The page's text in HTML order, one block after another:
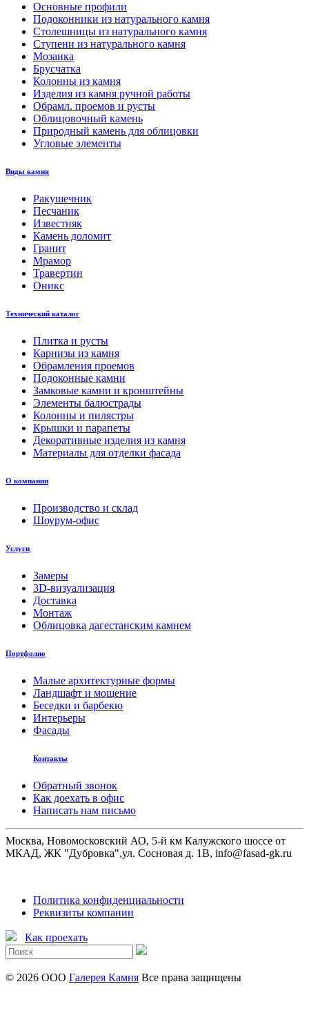
Основные профили
Подоконники из натурального камня
Столешницы из натурального камня
Ступени из натурального камня
Мозаика
Брусчатка
Колонны из камня
Изделия из камня ручной работы
Обрамл. проемов и русты
Облицовочный камень
Природный камень для облицовки
Угловые элементы
Виды камня
Ракушечник
Песчаник
Известняк
Камень доломит
Гранит
Мрамор
Травертин
Оникс
Технический каталог
Плитка и русты
Карнизы из камня
Обрамления проемов
Подоконные камни
Замковые камни и кронштейны
Элементы балюстрады
Колонны и пилястры
Крышки и парапеты
Декоративные изделия из камня
Материалы для отделки фасада
О компании
Производство и склад
Шоурум-офис
Услуги
Замеры
3D-визуализация
Доставка
Монтаж
Облицовка дагестанским камнем
Портфолио
Малые архитектурные формы
Ландшафт и мощение
Беседки и барбекю
Интерьеры
Фасады
Контакты
Обратный звонок
Как доехать в офис
Написать нам письмо
Москва, Новомосковский АО, 5-й км Калужского шоссе от
МКАД, ЖК "Дубровка",ул. Сосновая д. 1В, info@fasad-gk.ru
Политика конфиденциальности
Реквизиты компании
Как проехать
© 2026 ООО Галерея Камня Все права защищены